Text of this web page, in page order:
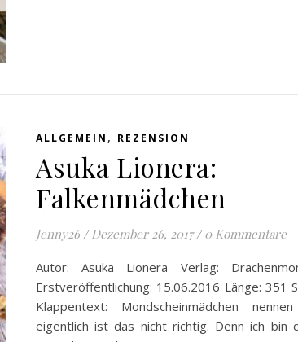
ALLGEMEIN , REZENSION
Asuka Lionera:
Falkenmädchen
Jenny26 / Dezember 26, 2017 / 0 Kommentare
Autor: Asuka Lionera Verlag:
Erstveröffentlichung: 15.06.2016 Länge: 351
Klappentext: Mondscheinmädchen
eigentlich ist das nicht richtig. Denn ich bin